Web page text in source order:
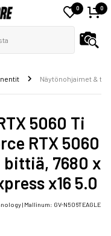
0 0
Näytönohjaimet &
5060 Ti
RTX 5060
bittiä, 7680 x
x16 5.0
| Mallinum: GV-N506TEAGLE